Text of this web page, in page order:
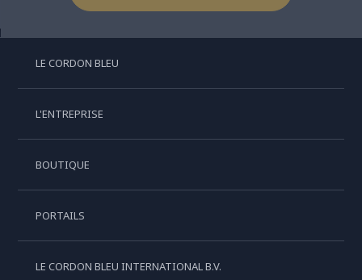
LE CORDON BLEU
L'ENTREPRISE
BOUTIQUE
PORTAILS
LE CORDON BLEU INTERNATIONAL B.V.